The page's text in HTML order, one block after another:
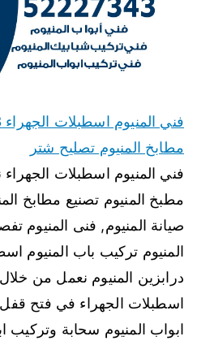
مطابخ المنيوم تصليح شتر
فني المنيوم اسطبلات
مطبخ المنيوم تصنيع مطابخ
صيانة المنيوم, فنى المنيوم
المنيوم تركيب باب المنيوم
درابزين المنيوم نعمل من
اسطبلات الجهراء في فتح قفل
ابواب المنيوم سحابة وتركيب